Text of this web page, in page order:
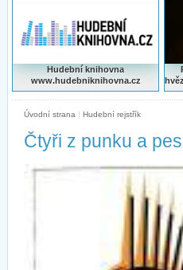
Hudební knihovna
www.hudebniknihovna.cz
Úvodní strana | Hudební rejstřík
Čtyři z punku a